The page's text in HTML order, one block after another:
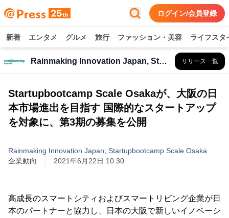
ログイン/会員登録
新着 エンタメ グルメ 旅行 ファッション・美容 ライフスタ
Rainmaking Innovation Japan, Startupbootcamp Scale Osaka リリース一覧
Startupbootcamp Scale Osakaが、大阪の日
本市場進出を目指す 国際的なスタートアップ
を対象に、第3期の募集を公開
Rainmaking Innovation Japan, Startupbootcamp Scale Osaka
企業動向
2021年6月22日 10:30
高成長のスマートシティおよびスマートリビング企業が日
本のパートナーと協力し、日本の大阪で新しいイノベーシ